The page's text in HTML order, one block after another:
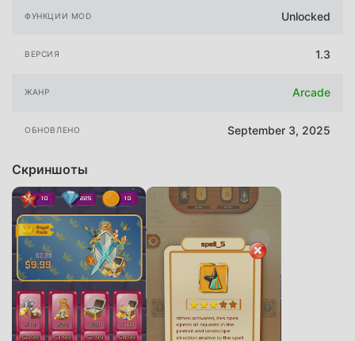
ФУНКЦИИ MOD Unlocked
ВЕРСИЯ 1.3
ЖАНР Arcade
ОБНОВЛЕНО September 3, 2025
Скриншоты